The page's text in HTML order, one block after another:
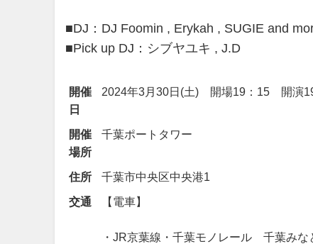
■DJ：DJ Foomin , Erykah , SUGIE and
■Pick up DJ：シブヤユキ , J.D
開催
日
2024年3月30日(土) 開場19：15 開演
開催
場所
千葉ポートタワー
住所
千葉市中央区中央港1
交通
【電車】
・JR京葉線・千葉モノレール 千葉みな